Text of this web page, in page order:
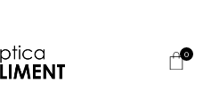
0